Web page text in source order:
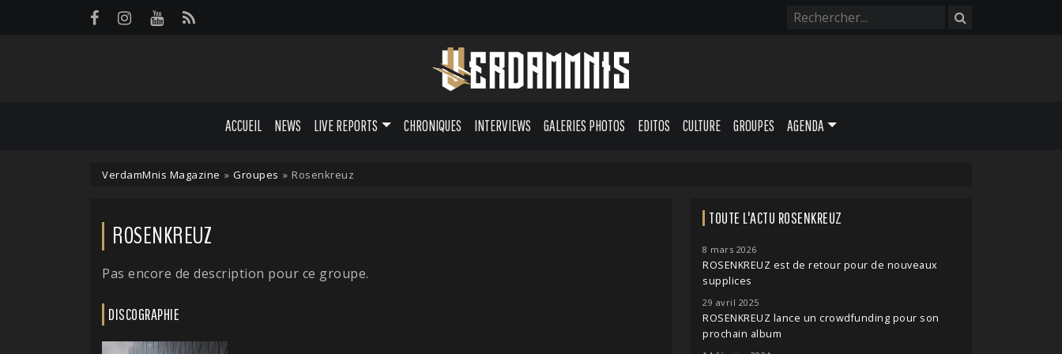
ACCUEIL NEWS LIVE REPORTS CHRONIQUES INTERVIEWS GALERIES PHOTOS EDITOS CULTURE GROUPES AGENDA
VerdamMnis Magazine » Groupes » Rosenkreuz
ROSENKREUZ
Pas encore de description pour ce groupe.
DISCOGRAPHIE
TOUTE L'ACTU ROSENKREUZ
8 mars 2026
ROSENKREUZ est de retour pour de nouveaux
supplices
29 avril 2025
ROSENKREUZ lance un crowdfunding pour son
prochain album
Panneau de gestion des cookies